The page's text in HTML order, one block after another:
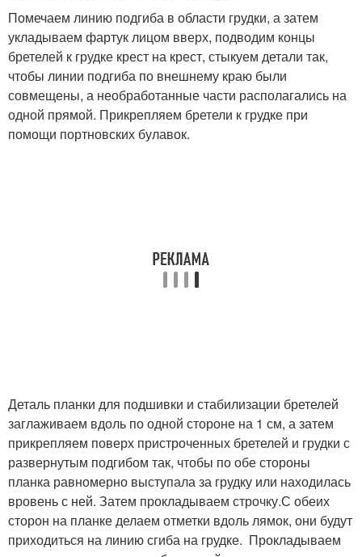
Помечаем линию подгиба в области грудки, а затем
укладываем фартук лицом вверх, подводим концы
бретелей к грудке крест на крест, стыкуем детали так,
чтобы линии подгиба по внешнему краю были
совмещены, а необработанные части располагались на
одной прямой. Прикрепляем бретели к грудке при
помощи портновских булавок.
Деталь планки для подшивки и стабилизации бретелей
заглаживаем вдоль по одной стороне на 1 см, а затем
прикрепляем поверх пристроченных бретелей и грудки с
развернутым подгибом так, чтобы по обе стороны
планка равномерно выступала за грудку или находилась
вровень с ней. Затем прокладываем строчку.С обеих
сторон на планке делаем отметки вдоль лямок, они будут
приходиться на линию сгиба на грудке. Прокладываем